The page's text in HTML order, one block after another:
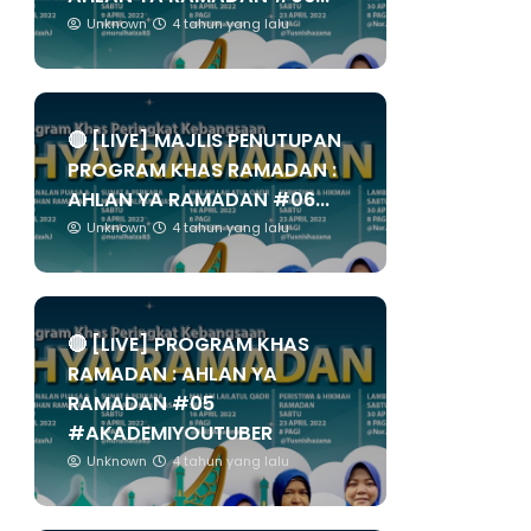
Unknown 4 tahun yang lalu
🔴 [LIVE] MAJLIS PENUTUPAN
PROGRAM KHAS RAMADAN :
AHLAN YA RAMADAN #06...
Unknown 4 tahun yang lalu
🔴 [LIVE] PROGRAM KHAS
RAMADAN : AHLAN YA
RAMADAN #05
#AKADEMIYOUTUBER
Unknown 4 tahun yang lalu